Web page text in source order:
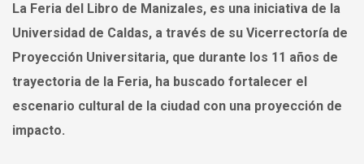
La Feria del Libro de Manizales, es una iniciativa de la
Universidad de Caldas, a través de su Vicerrectoría de
Proyección Universitaria, que durante los 11 años de
trayectoria de la Feria, ha buscado fortalecer el
escenario cultural de la ciudad con una proyección de
impacto.